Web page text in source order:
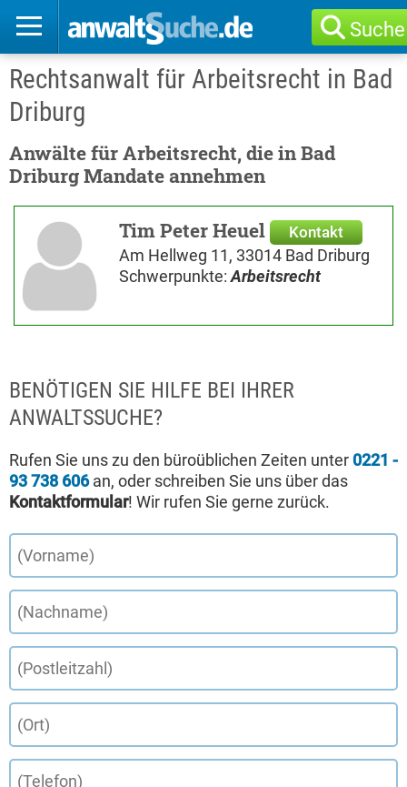
Suche
Rechtsanwalt für Arbeitsrecht in Bad
Driburg
Anwälte für Arbeitsrecht, die in Bad
Driburg Mandate annehmen
Tim Peter Heuel Kontakt
Am Hellweg 11, 33014 Bad Driburg
Schwerpunkte: Arbeitsrecht
BENÖTIGEN SIE HILFE BEI IHRER
ANWALTSSUCHE?
Rufen Sie uns zu den büroüblichen Zeiten unter 0221 -
93 738 606an, oder schreiben Sie uns über das
Kontaktformular! Wir rufen Sie gerne zurück.